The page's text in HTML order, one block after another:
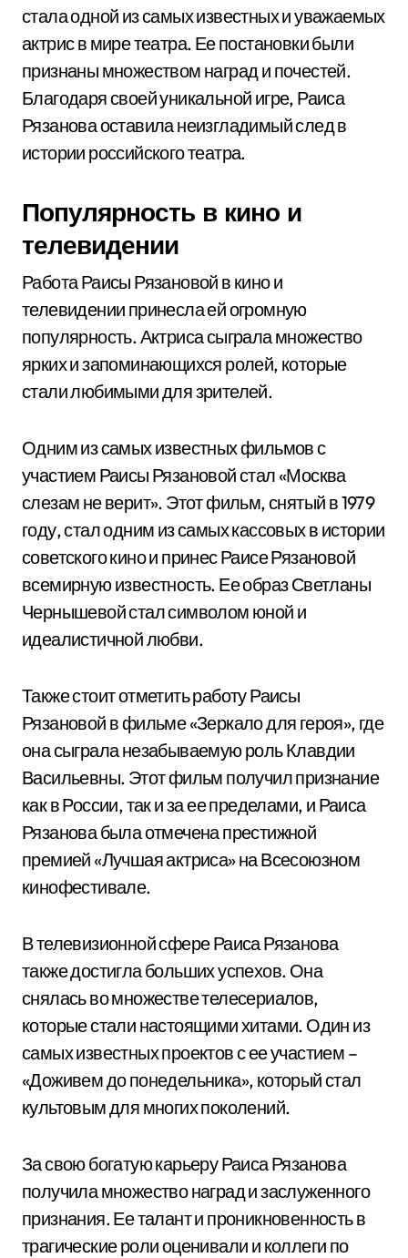
стала одной из самых известных и уважаемых
актрис в мире театра. Ее постановки были
признаны множеством наград и почестей.
Благодаря своей уникальной игре, Раиса
Рязанова оставила неизгладимый след в
истории российского театра.
Популярность в кино и
телевидении
Работа Раисы Рязановой в кино и
телевидении принесла ей огромную
популярность. Актриса сыграла множество
ярких и запоминающихся ролей, которые
стали любимыми для зрителей.
Одним из самых известных фильмов с
участием Раисы Рязановой стал «Москва
слезам не верит». Этот фильм, снятый в 1979
году, стал одним из самых кассовых в истории
советского кино и принес Раисе Рязановой
всемирную известность. Ее образ Светланы
Чернышевой стал символом юной и
идеалистичной любви.
Также стоит отметить работу Раисы
Рязановой в фильме «Зеркало для героя», где
она сыграла незабываемую роль Клавдии
Васильевны. Этот фильм получил признание
как в России, так и за ее пределами, и Раиса
Рязанова была отмечена престижной
премией «Лучшая актриса» на Всесоюзном
кинофестивале.
В телевизионной сфере Раиса Рязанова
также достигла больших успехов. Она
снялась во множестве телесериалов,
которые стали настоящими хитами. Один из
самых известных проектов с ее участием –
«Доживем до понедельника», который стал
культовым для многих поколений.
За свою богатую карьеру Раиса Рязанова
получила множество наград и заслуженного
признания. Ее талант и проникновенность в
трагические роли оценивали и коллеги по